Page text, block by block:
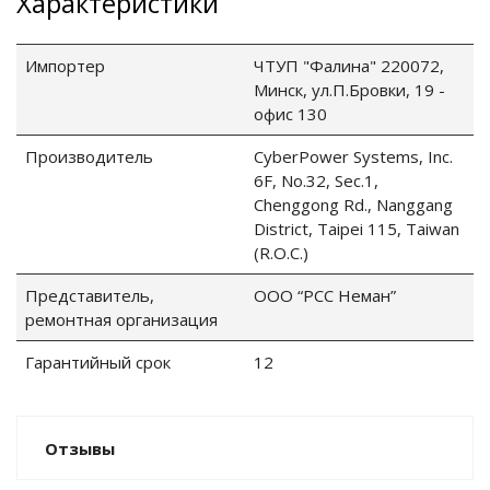
"Фалина"
Импортер
ЧТУП "Фалина" 220072,
Минск, ул.П.Бровки, 19 -
офис 130
Производитель
CyberPower Systems, Inc.
6F, No.32, Sec.1,
Chenggong Rd., Nanggang
District, Taipei 115, Taiwan
(R.O.C.)
Представитель,
ремонтная организация
ООО “РСС Неман”
Гарантийный срок 12
Отзывы